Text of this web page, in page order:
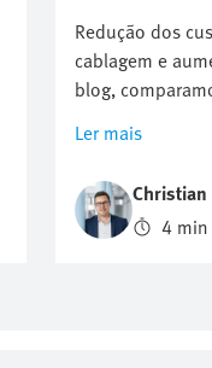
Redução dos
cablagem e
blog,
automação
preparada para
Ler mais
4 min